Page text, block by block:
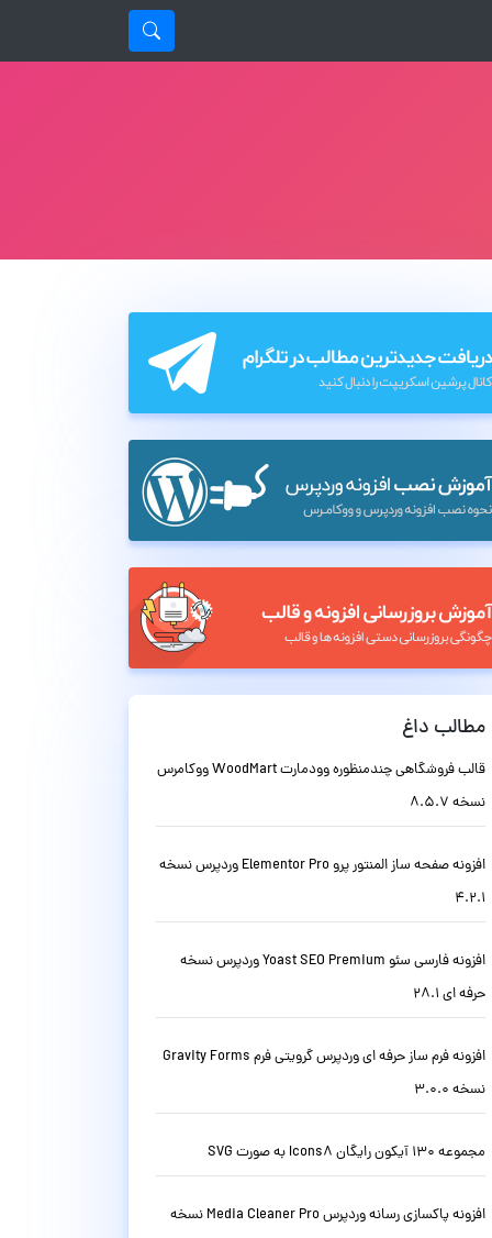
مطالب داغ
قالب فروشگاهی چندمنظوره وودمارت WoodMart ووکامرس
نسخه 8.5.7
افزونه صفحه ساز المنتور پرو Elementor Pro وردپرس نسخه
4.2.1
افزونه فارسی سئو Yoast SEO Premium وردپرس نسخه
حرفه ای 28.1
افزونه فرم ساز حرفه ای وردپرس گرویتی فرم Gravity Forms
نسخه 3.0.0
مجموعه 130 آیکون رایگان Icons8 به صورت SVG
افزونه پاکسازی رسانه وردپرس Media Cleaner Pro نسخه